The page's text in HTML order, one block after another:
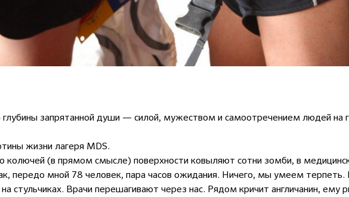
глубины запрятанной души — силой, мужеством и самоотречением людей на
жизни лагеря MDS.
колючей (в прямом смысле) поверхности ковыляют сотни зомби, в
передо мной 78 человек, пара часов ожидания. Ничего, мы умеем терпеть.
стульчиках. Врачи перешагивают через нас. Рядом кричит англичанин, ему